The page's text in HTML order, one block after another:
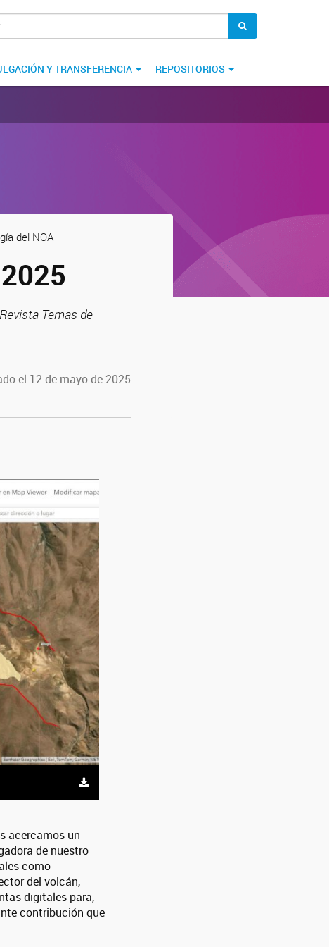
Y TRANSFERENCIA REPOSITORIOS
del NOA
Revista Temas de
el 12 de mayo de 2025
acercamos un
de nuestro
como
del volcán,
digitales para,
contribución que